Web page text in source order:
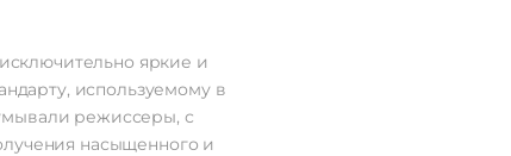
яркие и
используемому в
режиссеры, с
насыщенного и